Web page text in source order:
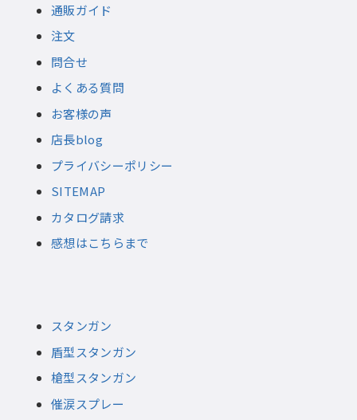
通販ガイド
注文
問合せ
よくある質問
お客様の声
店長blog
プライバシーポリシー
SITEMAP
カタログ請求
感想はこちらまで
スタンガン
盾型スタンガン
槍型スタンガン
催涙スプレー